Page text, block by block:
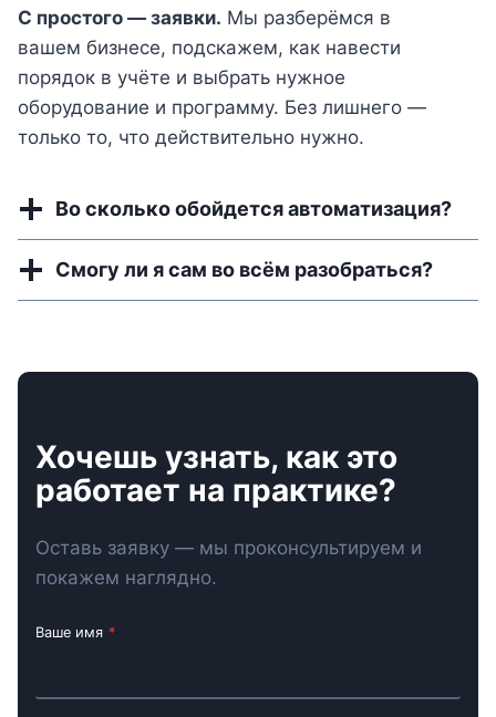
С простого — заявки. Мы разберёмся в
вашем бизнесе, подскажем, как навести
порядок в учёте и выбрать нужное
оборудование и программу. Без лишнего —
только то, что действительно нужно.
Во сколько обойдется автоматизация?
Смогу ли я сам во всём разобраться?
Хочешь узнать, как это
работает на практике?
Оставь заявку — мы проконсультируем и
покажем наглядно.
Ваше имя *